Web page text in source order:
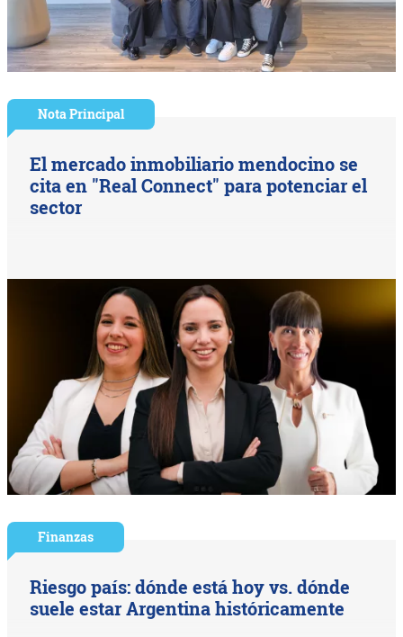
Nota Principal
El mercado inmobiliario mendocino se
cita en "Real Connect" para potenciar el
sector
Finanzas
Riesgo país: dónde está hoy vs. dónde
suele estar Argentina históricamente